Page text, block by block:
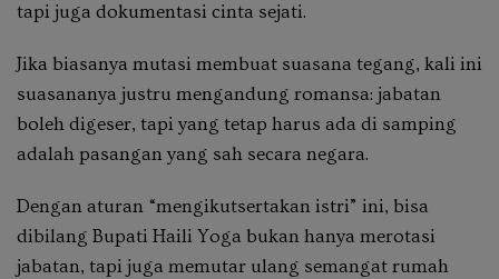
tapi juga dokumentasi cinta sejati.
Jika biasanya mutasi membuat suasana tegang, kali ini
suasananya justru mengandung romansa: jabatan
boleh digeser, tapi yang tetap harus ada di samping
adalah pasangan yang sah secara negara.
Dengan aturan “mengikutsertakan istri” ini, bisa
dibilang Bupati Haili Yoga bukan hanya merotasi
jabatan, tapi juga memutar ulang semangat rumah